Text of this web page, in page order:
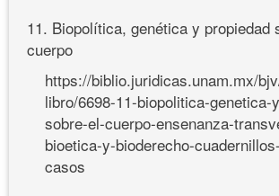
11. Biopolítica, genética y propiedad
cuerpo
https://biblio.juridicas.unam.mx/
libro/6698-11-biopolitica-genetica-
sobre-el-cuerpo-ensenanza-
bioetica-y-bioderecho-
casos